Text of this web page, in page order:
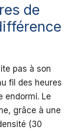
de
pas à son
fil des heures
endormi. Le
grâce à une
(30